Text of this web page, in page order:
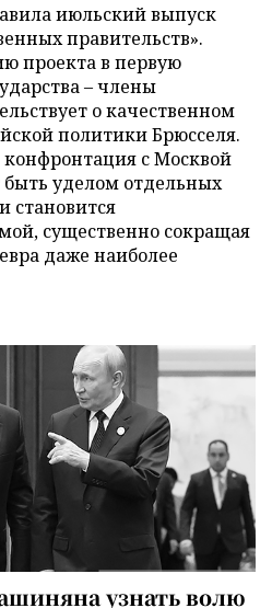
июльский выпуск
правительств».
проекта в первую
– члены
о качественном
политики Брюсселя.
с Москвой
быть уделом отдельных
становится
существенно сокращая
даже наиболее
узнать волю